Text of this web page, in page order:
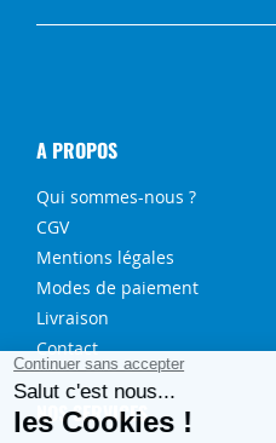
A PROPOS
Qui sommes-nous ?
CGV
Mentions légales
Modes de paiement
Livraison
Contact
NOS SERVICES